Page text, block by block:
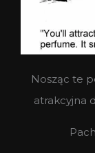
Nosząc te
atrakcyjna